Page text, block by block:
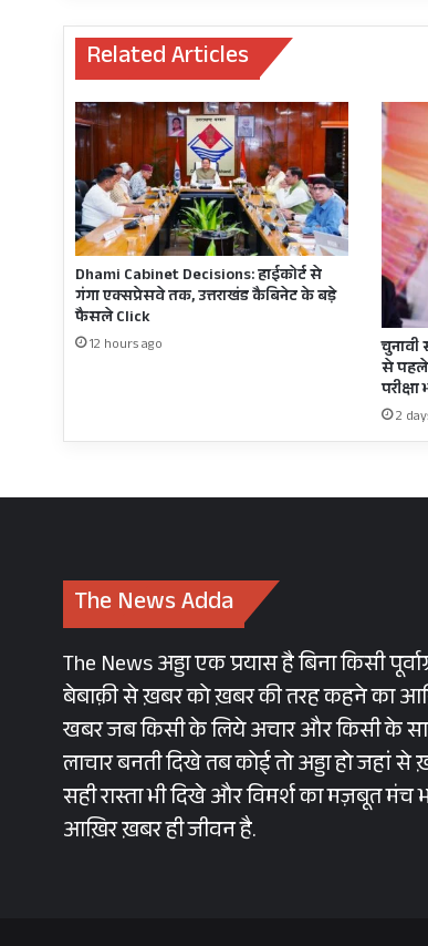
रहा
आक्रोश,
दीपक
जोशी
को
षड्यंत्र
के
तहत
फंसाकर
कार्मिकों
की
आवाज
ख़ामोश
करने
की
Related Articles
Dhami Cabinet Decisions: हाईकोर्ट से
गंगा एक्सप्रेसवे तक, उत्तराखंड कैबिनेट के बड़े
फैसले Click
12 hours ago चुनावी
से पहले
परीक्षा
2
The News Adda
The News अड्डा एक प्रयास है बिना किसी
बेबाक़ी से ख़बर को ख़बर की तरह कहने का
खबर जब किसी के लिये अचार और किसी के
लाचार बनती दिखे तब कोई तो अड्डा हो जहां से
सही रास्ता भी दिखे और विमर्श का मज़बूत मंच
आख़िर ख़बर ही जीवन है.